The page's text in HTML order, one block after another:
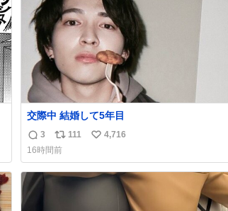
数
交際中 結婚して5年目
返
信
数
3
リ
ポ
ス
ト
111
い
ね
数
4,716
16時間前